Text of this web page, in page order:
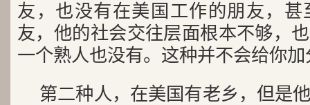
友，也没有在美国工作的朋友，
友，他的社会交往层面根本不够，
一个熟人也没有。这种并不会给你
第二种人，在美国有老乡，但是